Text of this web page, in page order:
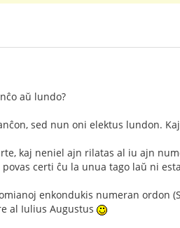
aŭ lundo?
sed nun oni elektus lundon.
kaj neniel ajn rilatas al iu ajn
certi ĉu la unua tago laŭ ni
enkondukis numeran ordon
al Iulius Augustus